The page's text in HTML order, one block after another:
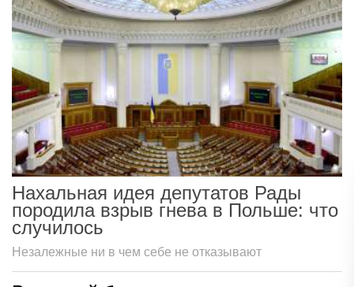
Нахальная идея депутатов Рады
породила взрыв гнева в Польше: что
случилось
Незалежные ни в чем себе не отказывают